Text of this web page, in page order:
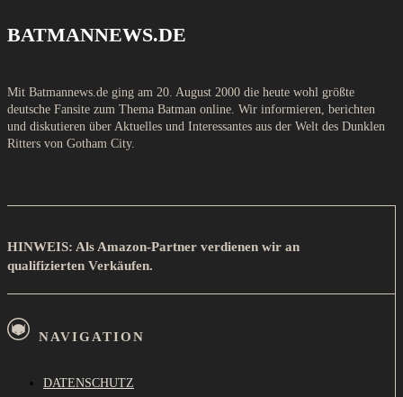
BATMANNEWS.DE
Mit Batmannews.de ging am 20. August 2000 die heute wohl größte
deutsche Fansite zum Thema Batman online. Wir informieren, berichten
und diskutieren über Aktuelles und Interessantes aus der Welt des Dunklen
Ritters von Gotham City.
HINWEIS: Als Amazon-Partner verdienen wir an
qualifizierten Verkäufen.
NAVIGATION
DATENSCHUTZ